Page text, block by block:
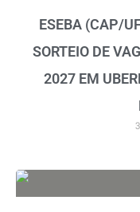
ESEBA (CAP/
SORTEIO DE
2027 EM